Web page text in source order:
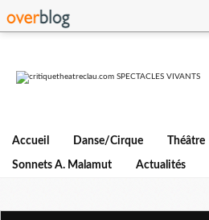
Accueil Danse/Cirque Théâtre
Sonnets A. Malamut Actualités